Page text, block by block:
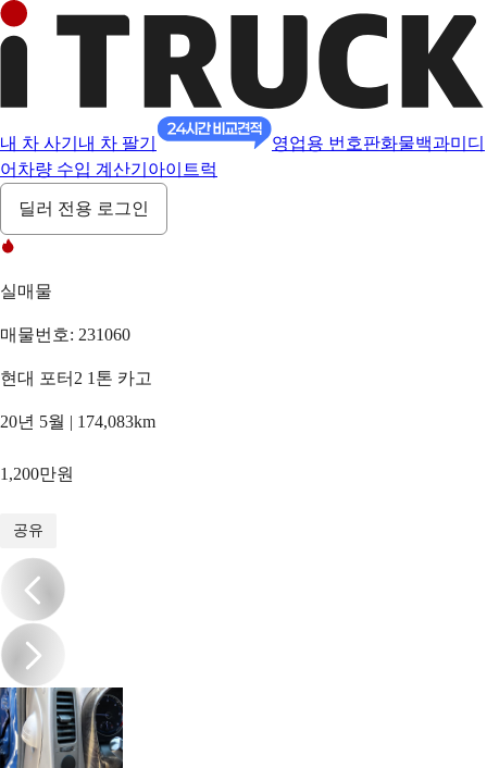
내 차 사기 내 차 팔기 영업용 번호판화물백과미디
어 차량 수입 계산기 아이트럭
딜러 전용 로그인
실매물
매물번호: 231060
현대 포터2 1톤 카고
20년 5월 | 174,083km
1,200만원
공유
/20